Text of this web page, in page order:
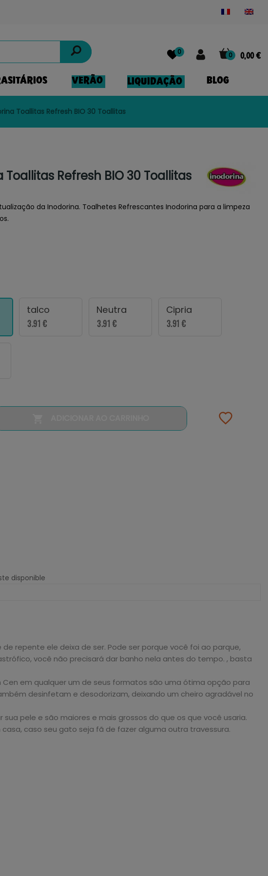
0 0,00 €
0
VERÃO LIQUIDAÇÃO BLOG
Toallitas Refresh BIO 30 Toallitas
Toallitas Refresh BIO 30 Toallitas
da Inodorina. Toalhetes Refrescantes Inodorina para a limpeza
talco
3.91 €
Neutra
3.91 €
Cipria
3.91 €
disponible
repente ele deixa de ser. Pode ser porque você foi ao parque,
você não precisará dar banho nela antes do tempo. , basta
em qualquer um de seus formatos são uma ótima opção para
desinfetam e desodorizam, deixando um cheiro agradável no
pele e são maiores e mais grossos do que os que você usaria.
caso seu gato seja fã de fazer alguma outra travessura.